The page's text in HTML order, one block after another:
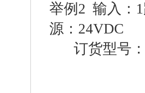
举例2 输入：
源：24VDC
订货型号